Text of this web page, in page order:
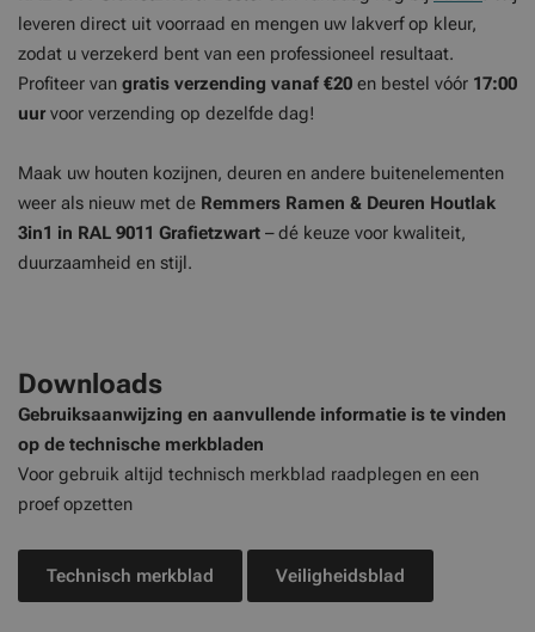
leveren direct uit voorraad en mengen uw lakverf op kleur,
zodat u verzekerd bent van een professioneel resultaat.
Profiteer van gratis verzending vanaf €20 en bestel vóór 17:00
uur voor verzending op dezelfde dag!
Maak uw houten kozijnen, deuren en andere buitenelementen
weer als nieuw met de Remmers Ramen & Deuren Houtlak
3in1 in RAL 9011 Grafietzwart – dé keuze voor kwaliteit,
duurzaamheid en stijl.
Downloads
Gebruiksaanwijzing en aanvullende informatie is te vinden
op de technische merkbladen
Voor gebruik altijd technisch merkblad raadplegen en een
proef opzetten
Technisch merkblad Veiligheidsblad